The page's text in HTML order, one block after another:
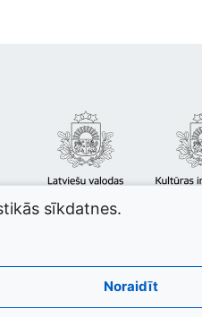
sīkdatnes.
Noraidīt